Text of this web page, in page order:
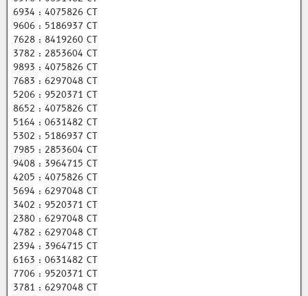
6934 : 4075826 CT
9606 : 5186937 CT
7628 : 8419260 CT
3782 : 2853604 CT
9893 : 4075826 CT
7683 : 6297048 CT
5206 : 9520371 CT
8652 : 4075826 CT
5164 : 0631482 CT
5302 : 5186937 CT
7985 : 2853604 CT
9408 : 3964715 CT
4205 : 4075826 CT
5694 : 6297048 CT
3402 : 9520371 CT
2380 : 6297048 CT
4782 : 6297048 CT
2394 : 3964715 CT
6163 : 0631482 CT
7706 : 9520371 CT
3781 : 6297048 CT